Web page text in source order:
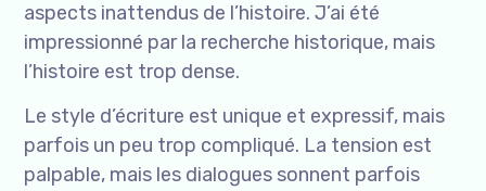
aspects inattendus de l’histoire. J’ai été
impressionné par la recherche historique, mais
l’histoire est trop dense.
Le style d’écriture est unique et expressif, mais
parfois un peu trop compliqué. La tension est
palpable, mais les dialogues sonnent parfois